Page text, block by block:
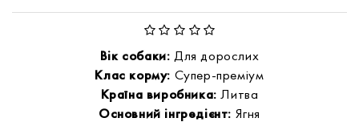
Вік собаки: Для дорослих
Клас корму: Супер-преміум
Країна виробника: Литва
Основний інгредієнт: Ягня